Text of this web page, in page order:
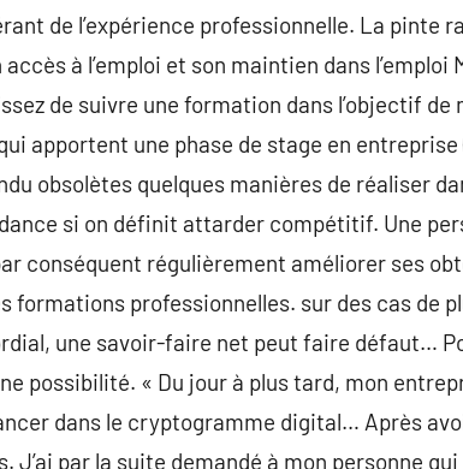
de l’expérience professionnelle. La pinte
à l’emploi et son maintien dans
de suivre une formation dans l’objectif de
apportent une phase de stage en entreprise
obsolètes quelques manières de réaliser
si on définit attarder compétitif. Une
conséquent régulièrement améliorer ses
formations professionnelles. sur des cas de
une savoir-faire net peut faire défaut…
possibilité. « Du jour à plus tard, mon
dans le cryptogramme digital… Après
J’ai par la suite demandé à mon personne